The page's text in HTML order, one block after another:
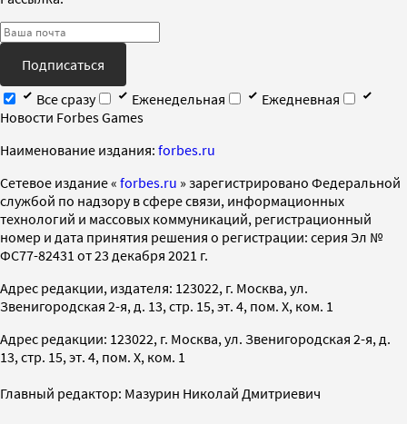
Подписаться
Все сразу
Еженедельная
Ежедневная
Новости Forbes Games
Наименование издания: forbes.ru
Cетевое издание « forbes.ru » зарегистрировано Федеральной
службой по надзору в сфере связи, информационных
технологий и массовых коммуникаций, регистрационный
номер и дата принятия решения о регистрации: серия Эл №
ФС77-82431 от 23 декабря 2021 г.
Адрес редакции, издателя: 123022, г. Москва, ул.
Звенигородская 2-я, д. 13, стр. 15, эт. 4, пом. X, ком. 1
Адрес редакции: 123022, г. Москва, ул. Звенигородская 2-я, д.
13, стр. 15, эт. 4, пом. X, ком. 1
Главный редактор: Мазурин Николай Дмитриевич